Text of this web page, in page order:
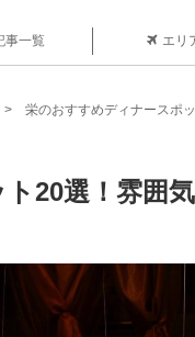
事一覧 エリ
栄のおすすめディナースポ
20選！雰囲